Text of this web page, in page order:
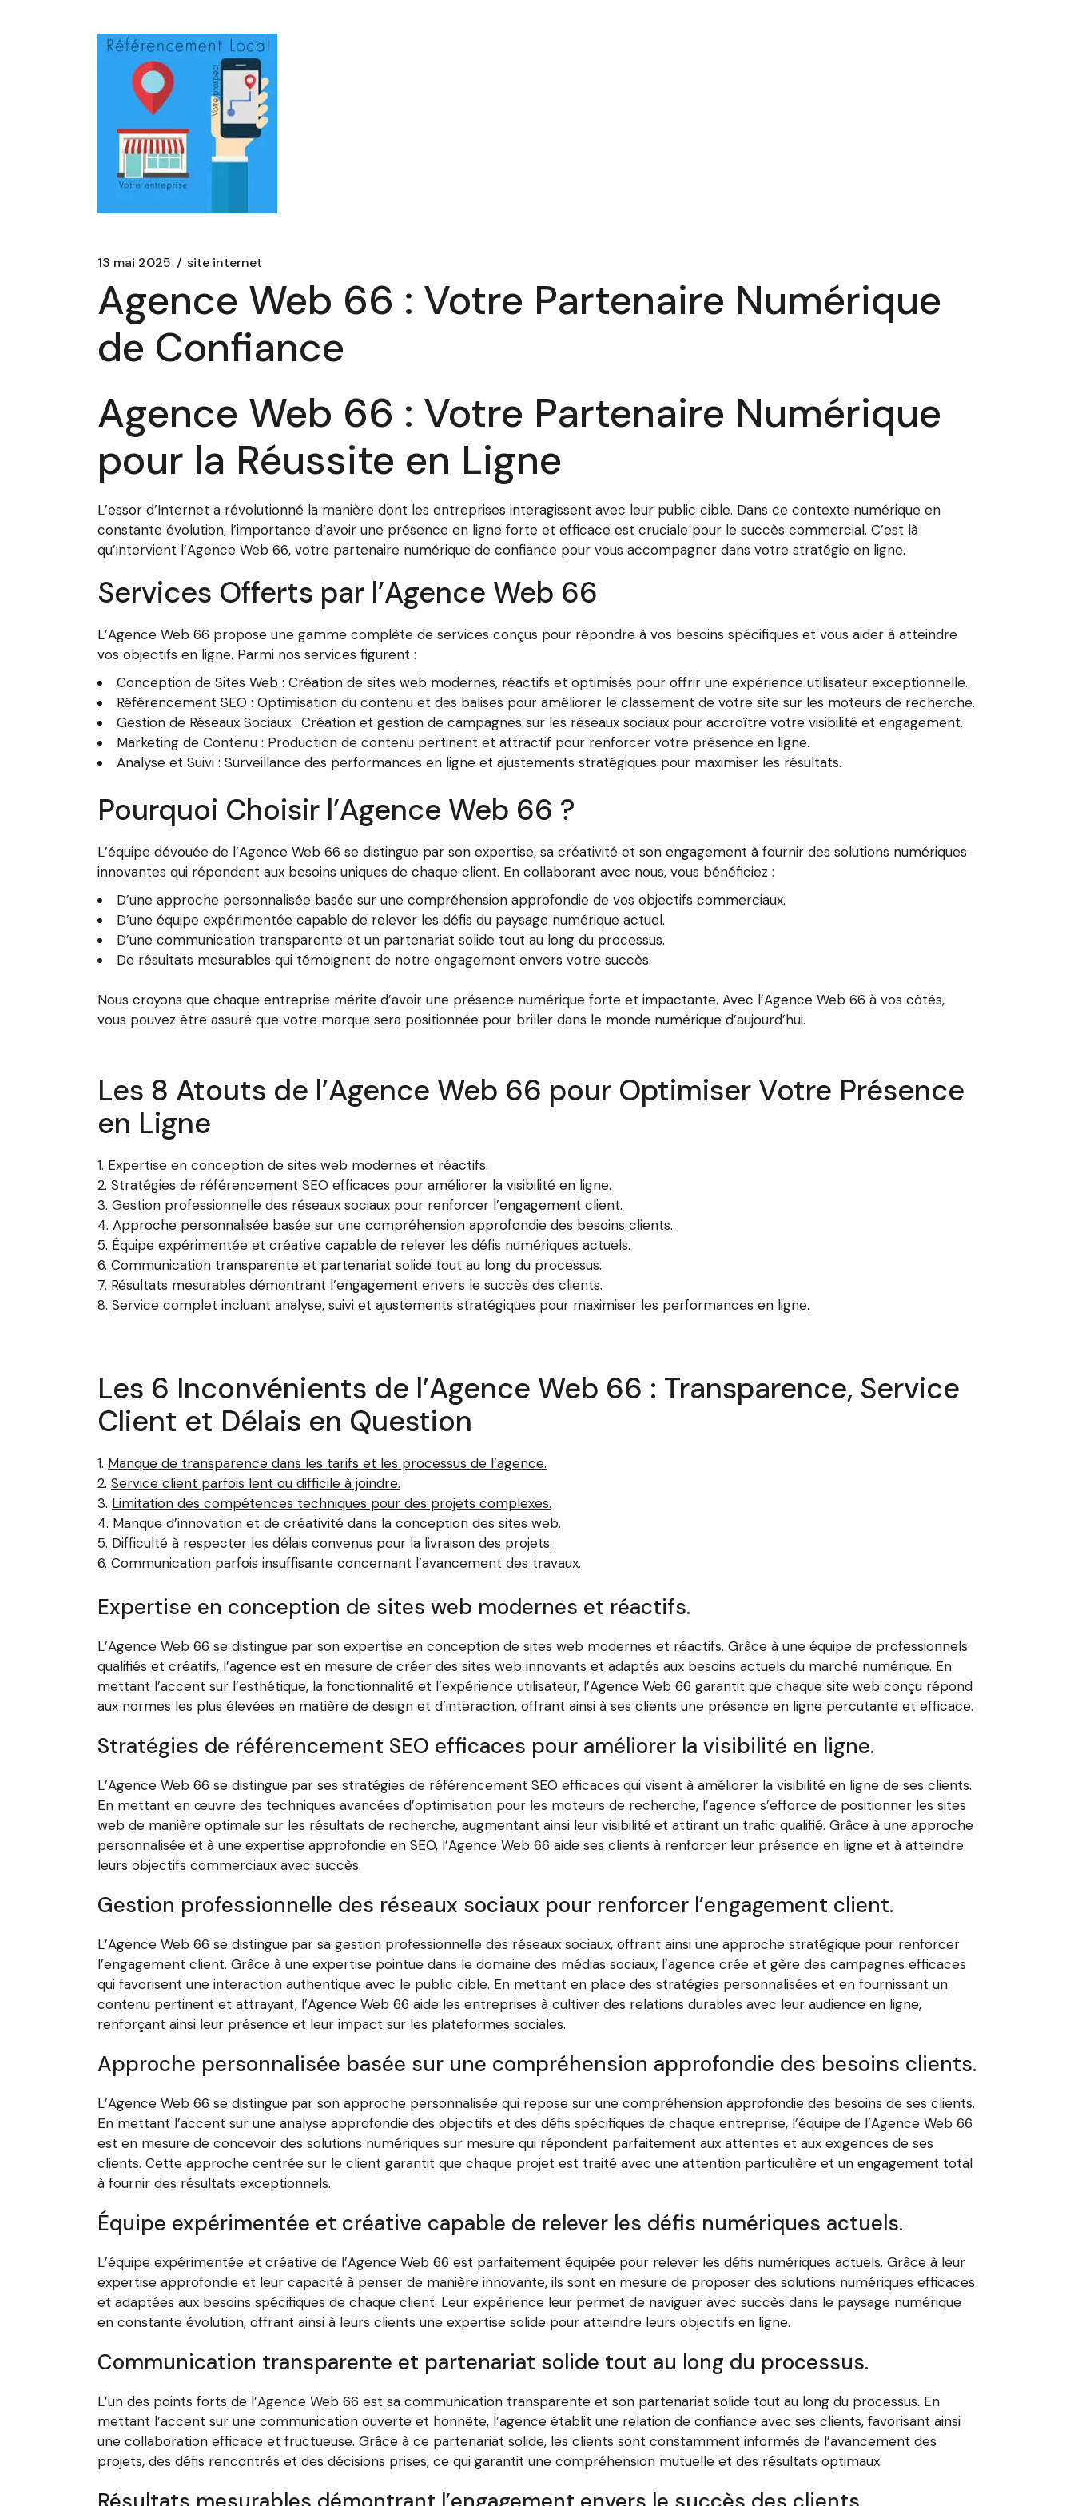
13 mai 2025 site internet
Agence Web 66 : Votre Partenaire Numérique
de Confiance
Agence Web 66 : Votre Partenaire Numérique
pour la Réussite en Ligne
L’essor d’Internet a révolutionné la manière dont les entreprises interagissent avec leur public cible. Dans ce contexte numérique en
constante évolution, l’importance d’avoir une présence en ligne forte et efficace est cruciale pour le succès commercial. C’est là
qu’intervient l’Agence Web 66, votre partenaire numérique de confiance pour vous accompagner dans votre stratégie en ligne.
Services Offerts par l’Agence Web 66
L’Agence Web 66 propose une gamme complète de services conçus pour répondre à vos besoins spécifiques et vous aider à atteindre
vos objectifs en ligne. Parmi nos services figurent :
Conception de Sites Web : Création de sites web modernes, réactifs et optimisés pour offrir une expérience utilisateur exceptionnelle.
Référencement SEO : Optimisation du contenu et des balises pour améliorer le classement de votre site sur les moteurs de recherche.
Gestion de Réseaux Sociaux : Création et gestion de campagnes sur les réseaux sociaux pour accroître votre visibilité et engagement.
Marketing de Contenu : Production de contenu pertinent et attractif pour renforcer votre présence en ligne.
Analyse et Suivi : Surveillance des performances en ligne et ajustements stratégiques pour maximiser les résultats.
Pourquoi Choisir l’Agence Web 66 ?
L’équipe dévouée de l’Agence Web 66 se distingue par son expertise, sa créativité et son engagement à fournir des solutions numériques
innovantes qui répondent aux besoins uniques de chaque client. En collaborant avec nous, vous bénéficiez :
D’une approche personnalisée basée sur une compréhension approfondie de vos objectifs commerciaux.
D’une équipe expérimentée capable de relever les défis du paysage numérique actuel.
D’une communication transparente et un partenariat solide tout au long du processus.
De résultats mesurables qui témoignent de notre engagement envers votre succès.
Nous croyons que chaque entreprise mérite d’avoir une présence numérique forte et impactante. Avec l’Agence Web 66 à vos côtés,
vous pouvez être assuré que votre marque sera positionnée pour briller dans le monde numérique d’aujourd’hui.
Les 8 Atouts de l’Agence Web 66 pour Optimiser Votre Présence
en Ligne
Expertise en conception de sites web modernes et réactifs.
Stratégies de référencement SEO efficaces pour améliorer la visibilité en ligne.
Gestion professionnelle des réseaux sociaux pour renforcer l’engagement client.
Approche personnalisée basée sur une compréhension approfondie des besoins clients.
Équipe expérimentée et créative capable de relever les défis numériques actuels.
Communication transparente et partenariat solide tout au long du processus.
Résultats mesurables démontrant l’engagement envers le succès des clients.
Service complet incluant analyse, suivi et ajustements stratégiques pour maximiser les performances en ligne.
Les 6 Inconvénients de l’Agence Web 66 : Transparence, Service
Client et Délais en Question
Manque de transparence dans les tarifs et les processus de l’agence.
Service client parfois lent ou difficile à joindre.
Limitation des compétences techniques pour des projets complexes.
Manque d’innovation et de créativité dans la conception des sites web.
Difficulté à respecter les délais convenus pour la livraison des projets.
Communication parfois insuffisante concernant l’avancement des travaux.
Expertise en conception de sites web modernes et réactifs.
L’Agence Web 66 se distingue par son expertise en conception de sites web modernes et réactifs. Grâce à une équipe de professionnels
qualifiés et créatifs, l’agence est en mesure de créer des sites web innovants et adaptés aux besoins actuels du marché numérique. En
mettant l’accent sur l’esthétique, la fonctionnalité et l’expérience utilisateur, l’Agence Web 66 garantit que chaque site web conçu répond
aux normes les plus élevées en matière de design et d’interaction, offrant ainsi à ses clients une présence en ligne percutante et efficace.
Stratégies de référencement SEO efficaces pour améliorer la visibilité en ligne.
L’Agence Web 66 se distingue par ses stratégies de référencement SEO efficaces qui visent à améliorer la visibilité en ligne de ses clients.
En mettant en œuvre des techniques avancées d’optimisation pour les moteurs de recherche, l’agence s’efforce de positionner les sites
web de manière optimale sur les résultats de recherche, augmentant ainsi leur visibilité et attirant un trafic qualifié. Grâce à une approche
personnalisée et à une expertise approfondie en SEO, l’Agence Web 66 aide ses clients à renforcer leur présence en ligne et à atteindre
leurs objectifs commerciaux avec succès.
Gestion professionnelle des réseaux sociaux pour renforcer l’engagement client.
L’Agence Web 66 se distingue par sa gestion professionnelle des réseaux sociaux, offrant ainsi une approche stratégique pour renforcer
l’engagement client. Grâce à une expertise pointue dans le domaine des médias sociaux, l’agence crée et gère des campagnes efficaces
qui favorisent une interaction authentique avec le public cible. En mettant en place des stratégies personnalisées et en fournissant un
contenu pertinent et attrayant, l’Agence Web 66 aide les entreprises à cultiver des relations durables avec leur audience en ligne,
renforçant ainsi leur présence et leur impact sur les plateformes sociales.
Approche personnalisée basée sur une compréhension approfondie des besoins clients.
L’Agence Web 66 se distingue par son approche personnalisée qui repose sur une compréhension approfondie des besoins de ses clients.
En mettant l’accent sur une analyse approfondie des objectifs et des défis spécifiques de chaque entreprise, l’équipe de l’Agence Web 66
est en mesure de concevoir des solutions numériques sur mesure qui répondent parfaitement aux attentes et aux exigences de ses
clients. Cette approche centrée sur le client garantit que chaque projet est traité avec une attention particulière et un engagement total
à fournir des résultats exceptionnels.
Équipe expérimentée et créative capable de relever les défis numériques actuels.
L’équipe expérimentée et créative de l’Agence Web 66 est parfaitement équipée pour relever les défis numériques actuels. Grâce à leur
expertise approfondie et leur capacité à penser de manière innovante, ils sont en mesure de proposer des solutions numériques efficaces
et adaptées aux besoins spécifiques de chaque client. Leur expérience leur permet de naviguer avec succès dans le paysage numérique
en constante évolution, offrant ainsi à leurs clients une expertise solide pour atteindre leurs objectifs en ligne.
Communication transparente et partenariat solide tout au long du processus.
L’un des points forts de l’Agence Web 66 est sa communication transparente et son partenariat solide tout au long du processus. En
mettant l’accent sur une communication ouverte et honnête, l’agence établit une relation de confiance avec ses clients, favorisant ainsi
une collaboration efficace et fructueuse. Grâce à ce partenariat solide, les clients sont constamment informés de l’avancement des
projets, des défis rencontrés et des décisions prises, ce qui garantit une compréhension mutuelle et des résultats optimaux.